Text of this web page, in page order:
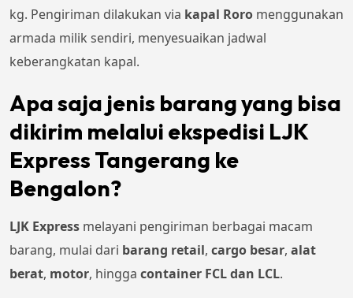
kg. Pengiriman dilakukan via kapal Roro menggunakan
armada milik sendiri, menyesuaikan jadwal
keberangkatan kapal.
Apa saja jenis barang yang bisa
dikirim melalui ekspedisi LJK
Express Tangerang ke
Bengalon?
LJK Express melayani pengiriman berbagai macam
barang, mulai dari barang retail, cargo besar, alat
berat, motor, hingga container FCL dan LCL.